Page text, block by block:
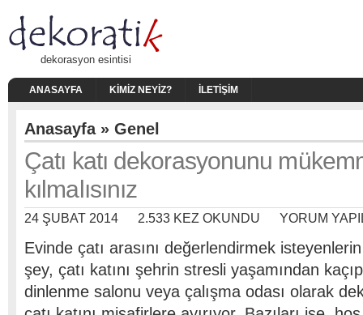
dekorasyon esintisi
ANASAYFA KIMIZ NEYIZ? İLETIŞIM
Anasayfa» Genel
Çatı katı dekorasyonunu
kılmalısınız
24 ŞUBAT 2014 2.533 KEZ OKUNDU YORUM
Evinde çatı arasını değerlendirmek
şey, çatı katını şehrin stresli yaşamından
dinlenme salonu veya çalışma odası olarak